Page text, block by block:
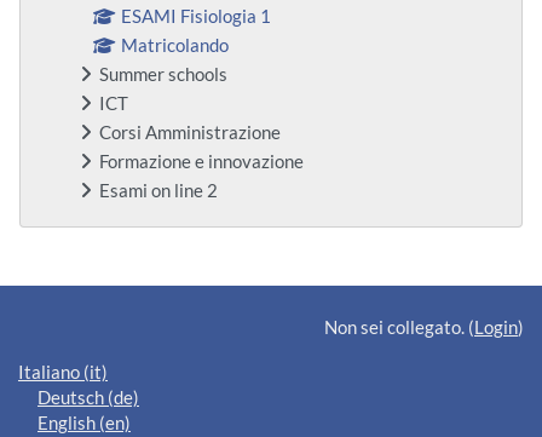
ESAMI Fisiologia 1
Matricolando
Summer schools
ICT
Corsi Amministrazione
Formazione e innovazione
Esami on line 2
Blocchi supplementari
Non sei collegato. (Login)
Italiano ‎(it)‎
Deutsch ‎(de)‎
English ‎(en)‎